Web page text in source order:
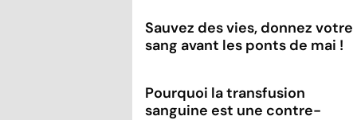
Sauvez des vies, donnez votre
sang avant les ponts de mai !
Pourquoi la transfusion
sanguine est une contre-